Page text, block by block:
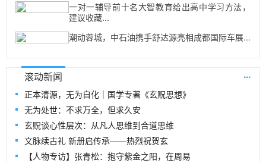
一对一辅导前十名大智教育给出高中学习方法，
建议收藏...
潮动蓉城，中石油携手舒达源亮相成都国际车展...
滚动新闻 ...
正本清源，无为自化｜国学专著《玄贶思想》
无为处世：不求万全，但求久安
玄贶谈心性层次：从凡人思维到合道思维
文脉续古礼 新册启传承——热烈祝贺玄
【人物专访】张青松：抱守紫金之阳，在周易